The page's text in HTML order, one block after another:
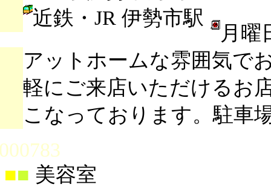
近鉄・JR 伊勢市駅
月曜
アットホームな雰囲気で
軽にご来店いただけるお
こなっております。駐車
■ 美容室